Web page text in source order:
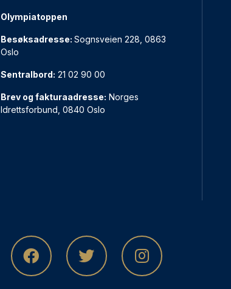
Olympiatoppen
Besøksadresse: Sognsveien 228, 0863
Oslo
Sentralbord: 21 02 90 00
Brev og fakturaadresse: Norges
Idrettsforbund, 0840 Oslo